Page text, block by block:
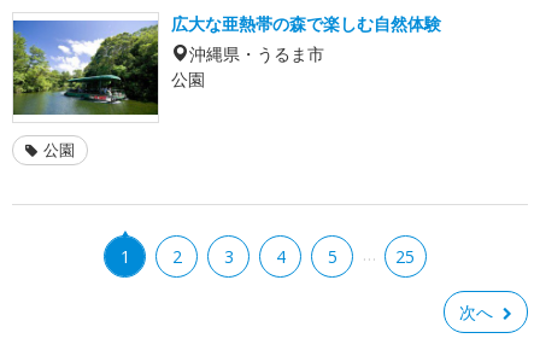
広大な亜熱帯の森で楽しむ自然体験
沖縄県・うるま市
公園
公園
1 2 3 4 5 … 25
次へ